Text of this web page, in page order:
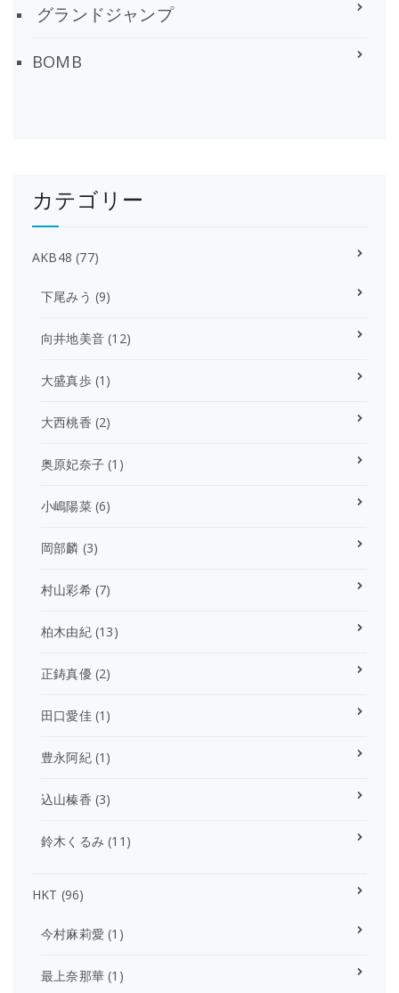
グランドジャンプ
BOMB
カテゴリー
AKB48 (77)
下尾みう (9)
向井地美音 (12)
大盛真歩(1)
大西桃香 (2)
奥原妃奈子 (1)
小嶋陽菜(6)
岡部麟 (3)
村山彩希(7)
柏木由紀(13)
正鋳真優(2)
田口愛佳(1)
豊永阿紀(1)
込山榛香 (3)
鈴木くるみ (11)
HKT (96)
今村麻莉愛 (1)
最上奈那華 (1)